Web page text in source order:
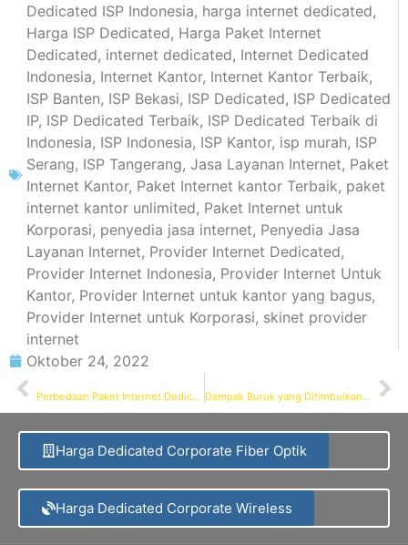
Dedicated ISP Indonesia, harga internet dedicated,
Harga ISP Dedicated, Harga Paket Internet
Dedicated, internet dedicated, Internet Dedicated
Indonesia, Internet Kantor, Internet Kantor Terbaik,
ISP Banten, ISP Bekasi, ISP Dedicated, ISP Dedicated
IP, ISP Dedicated Terbaik, ISP Dedicated Terbaik di
Indonesia, ISP Indonesia, ISP Kantor, isp murah, ISP
Serang, ISP Tangerang, Jasa Layanan Internet, Paket
Internet Kantor, Paket Internet kantor Terbaik, paket
internet kantor unlimited, Paket Internet untuk
Korporasi, penyedia jasa internet, Penyedia Jasa
Layanan Internet, Provider Internet Dedicated,
Provider Internet Indonesia, Provider Internet Untuk
Kantor, Provider Internet untuk kantor yang bagus,
Provider Internet untuk Korporasi, skinet provider
internet
Oktober 24, 2022
Perbedaan Paket Internet Dedicated dan Up To / Shared Bandwidth dan mana yg terbaik Dampak Buruk yang Ditimbulkan Oleh Jaringan Internet yang Tidak Stabil Bagi Kantor ataupun bisnis anda
Harga Dedicated Corporate Fiber Optik
Harga Dedicated Corporate Wireless